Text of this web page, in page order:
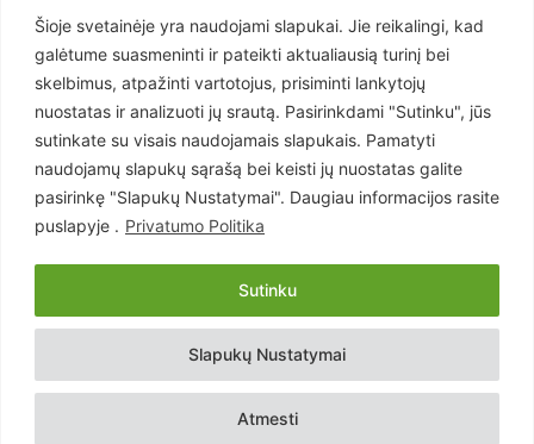
Šioje svetainėje yra naudojami slapukai. Jie reikalingi, kad
galėtume suasmeninti ir pateikti aktualiausią turinį bei
skelbimus, atpažinti vartotojus, prisiminti lankytojų
nuostatas ir analizuoti jų srautą. Pasirinkdami "Sutinku", jūs
sutinkate su visais naudojamais slapukais. Pamatyti
naudojamų slapukų sąrašą bei keisti jų nuostatas galite
pasirinkę "Slapukų Nustatymai". Daugiau informacijos rasite
puslapyje . Privatumo Politika
Slapukų Nustatymai
Atmesti
Sutinku
Teisėsauga
1497
Aktualu
Lietuva
619
Pasaulis
Статьи на русском
Articles in english
Copyright © 2026 UAB „Goruva“. Visos teisės saugomos.